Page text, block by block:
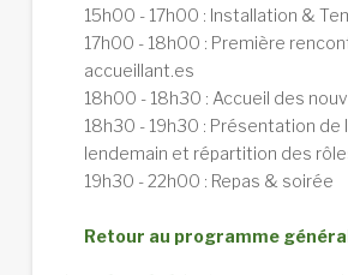
15h00 - 17h00 : Installation &
17h00 - 18h00 : Première
accueillant.es
18h00 - 18h30 : Accueil des
18h30 - 19h30 : Présentation de
lendemain et répartition des
19h30 - 22h00 : Repas & soirée
Retour au programme général